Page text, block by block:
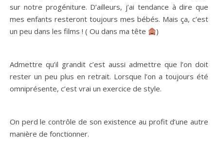
sur notre progéniture. D’ailleurs, j’ai tendance à dire que
mes enfants resteront toujours mes bébés. Mais ça, c’est
un peu dans les films ! ( Ou dans ma tête
)
Admettre qu’il grandit c’est aussi admettre que l’on doit
rester un peu plus en retrait. Lorsque l’on a toujours été
omniprésente, c’est vrai un exercice de style.
On perd le contrôle de son existence au profit d’une autre
manière de fonctionner.